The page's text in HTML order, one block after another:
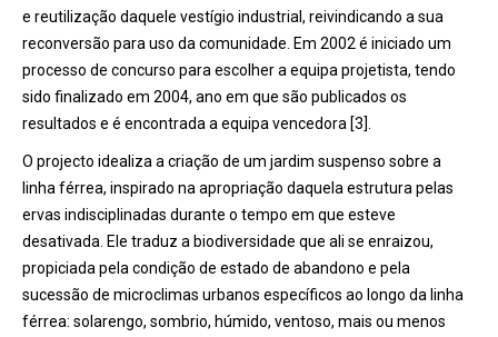
e reutilização daquele vestígio industrial, reivindicando a sua
reconversão para uso da comunidade. Em 2002 é iniciado um
processo de concurso para escolher a equipa projetista, tendo
sido finalizado em 2004, ano em que são publicados os
resultados e é encontrada a equipa vencedora [3].
O projecto idealiza a criação de um jardim suspenso sobre a
linha férrea, inspirado na apropriação daquela estrutura pelas
ervas indisciplinadas durante o tempo em que esteve
desativada. Ele traduz a biodiversidade que ali se enraizou,
propiciada pela condição de estado de abandono e pela
sucessão de microclimas urbanos específicos ao longo da linha
férrea: solarengo, sombrio, húmido, ventoso, mais ou menos